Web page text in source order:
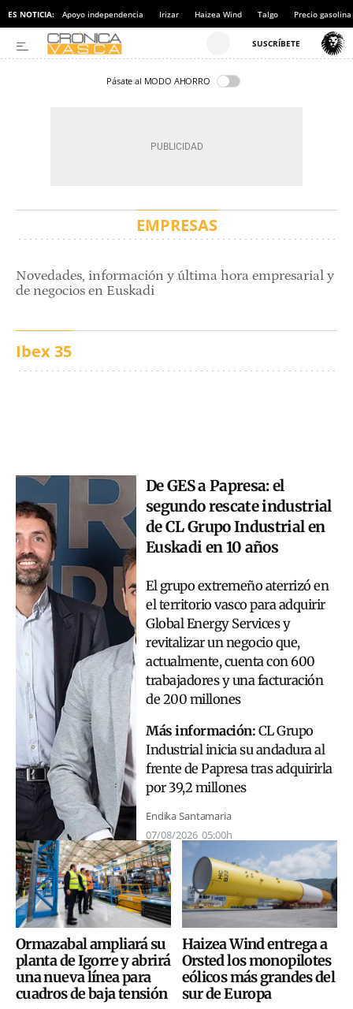
ES NOTICIA: Apoyo independencia Irizar Haizea Wind Talgo Precio gasolina
Pásate al MODO AHORRO
EMPRESAS
Novedades, información y última hora empresarial y
de negocios en Euskadi
Ibex 35
De GES a Papresa: el
segundo rescate industrial
de CL Grupo Industrial en
Euskadi en 10 años
El grupo extremeño aterrizó en
el territorio vasco para adquirir
Global Energy Services y
revitalizar un negocio que,
actualmente, cuenta con 600
trabajadores y una facturación
de 200 millones
Más información:CL Grupo
Industrial inicia su andadura al
frente de Papresa tras adquirirla
por 39,2 millones
Endika Santamaria
07/08/2026 05:00h
Ormazabal ampliará su
planta de Igorre y abrirá
una nueva línea para
cuadros de baja tensión
Haizea Wind entrega a
Orsted los monopilotes
eólicos más grandes del
sur de Europa